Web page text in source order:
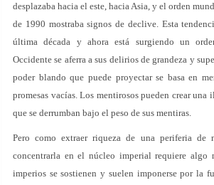
desplazaba hacia el este, hacia Asia, y el orden
de 1990 mostraba signos de declive. Esta
última década y ahora está surgiendo un
Occidente se aferra a sus delirios de grandeza y
poder blando que puede proyectar se basa en
promesas vacías. Los mentirosos pueden crear una
que se derrumban bajo el peso de sus mentiras.
Pero como extraer riqueza de una periferia de
concentrarla en el núcleo imperial requiere algo
imperios se sostienen y suelen imponerse por la